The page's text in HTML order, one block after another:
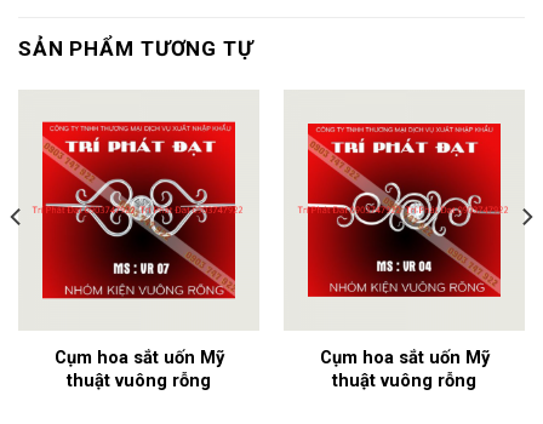
SẢN PHẨM TƯƠNG TỰ
Cụm hoa sắt uốn Mỹ
thuật vuông rỗng
Cụm hoa sắt uốn Mỹ
thuật vuông rỗng